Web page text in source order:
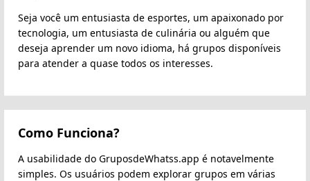
Seja você um entusiasta de esportes, um apaixonado por
tecnologia, um entusiasta de culinária ou alguém que
deseja aprender um novo idioma, há grupos disponíveis
para atender a quase todos os interesses.
Como Funciona?
A usabilidade do GruposdeWhatss.app é notavelmente
simples. Os usuários podem explorar grupos em várias